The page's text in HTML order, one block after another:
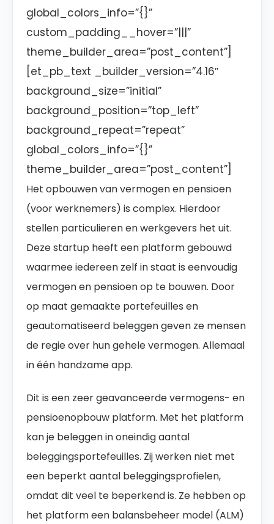
global_colors_info=”{}”
custom_padding__hover=”|||”
theme_builder_area=”post_content”]
[et_pb_text _builder_version=”4.16″
background_size=”initial”
background_position=”top_left”
background_repeat=”repeat”
global_colors_info=”{}”
theme_builder_area=”post_content”]
Het opbouwen van vermogen en pensioen
(voor werknemers) is complex. Hierdoor
stellen particulieren en werkgevers het uit.
Deze startup heeft een platform gebouwd
waarmee iedereen zelf in staat is eenvoudig
vermogen en pensioen op te bouwen. Door
op maat gemaakte portefeuilles en
geautomatiseerd beleggen geven ze mensen
de regie over hun gehele vermogen. Allemaal
in één handzame app.
Dit is een zeer geavanceerde vermogens- en
pensioenopbouw platform. Met het platform
kan je beleggen in oneindig aantal
beleggingsportefeuilles. Zij werken niet met
een beperkt aantal beleggingsprofielen,
omdat dit veel te beperkend is. Ze hebben op
het platform een balansbeheer model (ALM)